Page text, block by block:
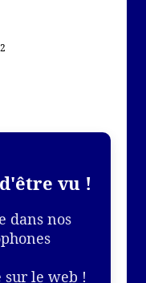
vu !
dans nos
sur le web !